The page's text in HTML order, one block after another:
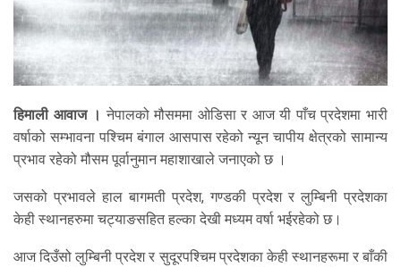
हिमाली आवाज । नेपालको मौसममा ओडिसा र आज यी पाँच प्रदेशमा भारी
वर्षाको सम्भावना पश्चिम बंगाल आसपास रहेको न्यून चापीय क्षेत्रको सामान्य
प्रभाव रहेको मौसम पूर्वानुमान महाशाखाले जनाएको छ ।
जसको प्रभावले हाल बागमती प्रदेश, गण्डकी प्रदेश र लुम्बिनी प्रदेशका
केही स्थानहरुमा चट्याङसहित हल्का देखी मध्यम वर्षा भईरहेको छ।
आज दिउँसो लुम्बिनी प्रदेश र सुदूरपश्चिम प्रदेशका केही स्थानहरूमा र बाँकी